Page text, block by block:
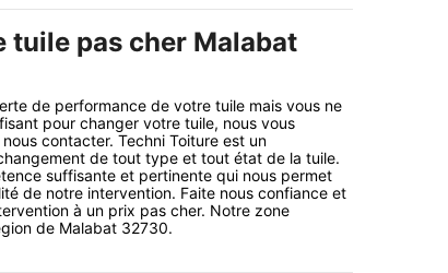
tuile pas cher Malabat
de performance de votre tuile mais vous ne
pour changer votre tuile, nous vous
contacter. Techni Toiture est un
de tout type et tout état de la tuile.
suffisante et pertinente qui nous permet
de notre intervention. Faite nous confiance et
à un prix pas cher. Notre zone
de Malabat 32730.